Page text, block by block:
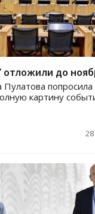
отложили до
Пулатова
картину